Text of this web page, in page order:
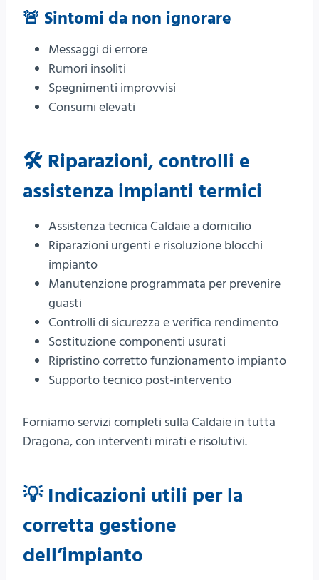
🚨 Sintomi da non ignorare
Messaggi di errore
Rumori insoliti
Spegnimenti improvvisi
Consumi elevati
🛠️ Riparazioni, controlli e
assistenza impianti termici
Assistenza tecnica Caldaie a domicilio
Riparazioni urgenti e risoluzione blocchi
impianto
Manutenzione programmata per prevenire
guasti
Controlli di sicurezza e verifica rendimento
Sostituzione componenti usurati
Ripristino corretto funzionamento impianto
Supporto tecnico post-intervento
Forniamo servizi completi sulla Caldaie in tutta
Dragona, con interventi mirati e risolutivi.
💡 Indicazioni utili per la
corretta gestione
dell’impianto